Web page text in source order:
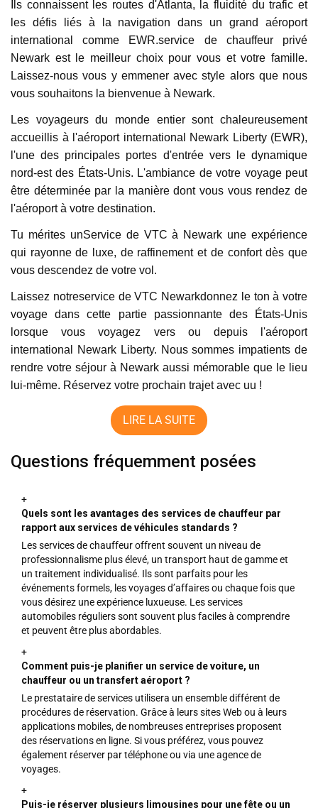
Ils connaissent les routes d'Atlanta, la fluidité du trafic et
les défis liés à la navigation dans un grand aéroport
international comme EWR.service de chauffeur privé
Newark est le meilleur choix pour vous et votre famille.
Laissez-nous vous y emmener avec style alors que nous
vous souhaitons la bienvenue à Newark.
Les voyageurs du monde entier sont chaleureusement
accueillis à l'aéroport international Newark Liberty (EWR),
l'une des principales portes d'entrée vers le dynamique
nord-est des États-Unis. L'ambiance de votre voyage peut
être déterminée par la manière dont vous vous rendez de
l'aéroport à votre destination.
Tu mérites unService de VTC à Newark une expérience
qui rayonne de luxe, de raffinement et de confort dès que
vous descendez de votre vol.
Laissez notreservice de VTC Newarkdonnez le ton à votre
voyage dans cette partie passionnante des États-Unis
lorsque vous voyagez vers ou depuis l'aéroport
international Newark Liberty. Nous sommes impatients de
rendre votre séjour à Newark aussi mémorable que le lieu
lui-même. Réservez votre prochain trajet avec uu !
LIRE LA SUITE
Questions fréquemment posées
+
Quels sont les avantages des services de chauffeur par
rapport aux services de véhicules standards ?
Les services de chauffeur offrent souvent un niveau de
professionnalisme plus élevé, un transport haut de gamme et
un traitement individualisé. Ils sont parfaits pour les
événements formels, les voyages d’affaires ou chaque fois que
vous désirez une expérience luxueuse. Les services
automobiles réguliers sont souvent plus faciles à comprendre
et peuvent être plus abordables.
+
Comment puis-je planifier un service de voiture, un
chauffeur ou un transfert aéroport ?
Le prestataire de services utilisera un ensemble différent de
procédures de réservation. Grâce à leurs sites Web ou à leurs
applications mobiles, de nombreuses entreprises proposent
des réservations en ligne. Si vous préférez, vous pouvez
également réserver par téléphone ou via une agence de
voyages.
+
Puis-je réserver plusieurs limousines pour une fête ou un